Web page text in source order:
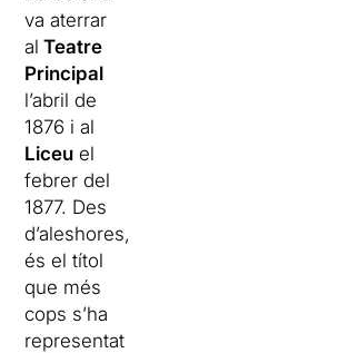
va aterrar
al Teatre
Principal
l’abril de
1876 i al
Liceu el
febrer del
1877. Des
d’aleshores,
és el títol
que més
cops s’ha
representat